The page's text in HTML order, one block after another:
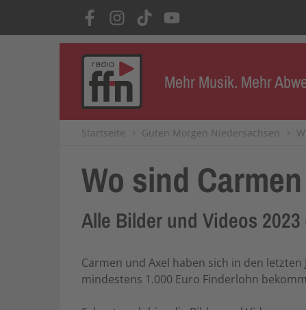
Mehr Musik. Mehr
Startseite Guten Morgen Niedersachsen
Wo sind
Alle Bilder und Videos 2023
Carmen und Axel haben sich in den
mindestens 1.000 Euro Finderlohn